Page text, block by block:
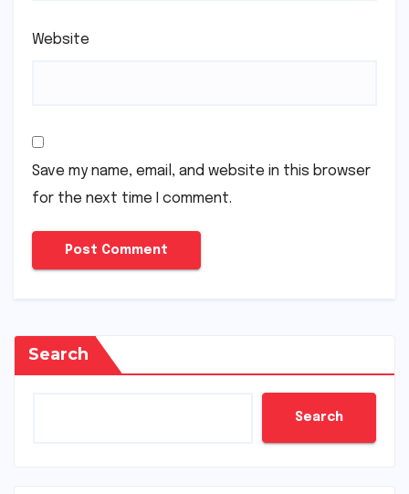
Website
Save my name, email, and website in this browser
for the next time I comment.
Search
Search